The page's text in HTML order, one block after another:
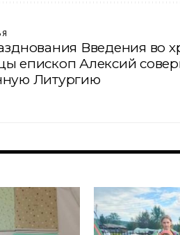
Введения во
епископ Алексий
Литургию